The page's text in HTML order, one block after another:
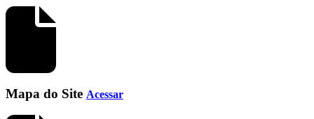
Mapa do Site Acessar